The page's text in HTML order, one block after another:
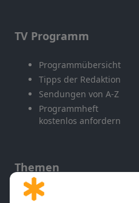
TV Programm
Programmübersicht
Tipps der Redaktion
Sendungen von A-Z
Programmheft
kostenlos anfordern
Themen
Gott und Bibel erklärt